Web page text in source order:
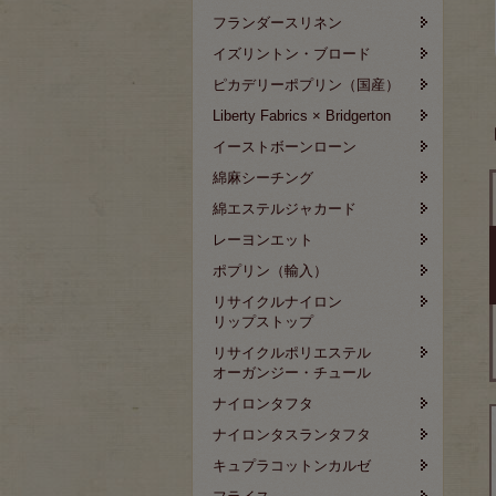
フランダースリネン
イズリントン・ブロード
ピカデリーポプリン（国産）
Liberty Fabrics × Bridgerton
イーストボーンローン
綿麻シーチング
綿エステルジャカード
レーヨンエット
ポプリン（輸入）
リサイクルナイロン
リップストップ
リサイクルポリエステル
オーガンジー・チュール
ナイロンタフタ
ナイロンタスランタフタ
キュプラコットンカルゼ